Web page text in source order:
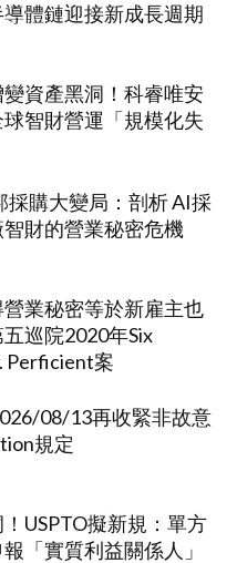
體鏈迎接新成長週期
資產黑洞！科睿唯安
智財營運「規模化失
採購大變局：剖析 AI採
財的營業秘密危機
業秘密等於新雇主也
巡院2020年Six
Perficient案
08/13再收緊非故意
規定
USPTO擬新規：單方
「實質利益關係人」